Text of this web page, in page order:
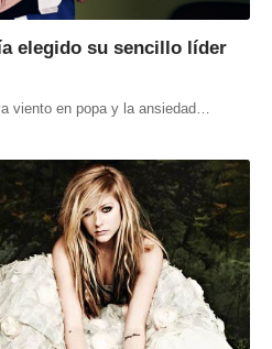
elegido su sencillo líder
viento en popa y la ansiedad…